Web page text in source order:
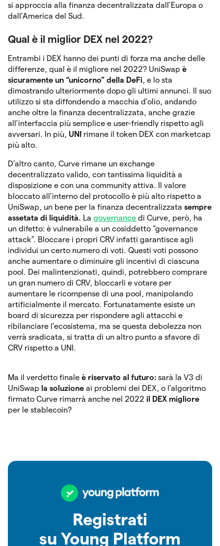
si approccia alla finanza decentralizzata dall’Europa o
dall’America del Sud.
Qual è il miglior DEX nel 2022?
Entrambi i DEX hanno dei punti di forza ma anche delle
differenze, qual è il migliore nel 2022? UniSwap è
sicuramente un “unicorno” della DeFi, e lo sta
dimostrando ulteriormente dopo gli ultimi annunci. Il suo
utilizzo si sta diffondendo a macchia d’olio, andando
anche oltre la finanza decentralizzata, anche grazie
all’interfaccia più semplice e user-friendly rispetto agli
avversari. In più, UNI rimane il token DEX con marketcap
più alto.
D’altro canto, Curve rimane un exchange
decentralizzato valido, con tantissima liquidità a
disposizione e con una community attiva. Il valore
bloccato all’interno del protocollo è più alto rispetto a
UniSwap, un bene per la finanza decentralizzata sempre
assetata di liquidità. La governance di Curve, però, ha
un difetto: è vulnerabile a un cosiddetto “governance
attack”. Bloccare i propri CRV infatti garantisce agli
individui un certo numero di voti. Questi voti possono
anche aumentare o diminuire gli incentivi di ciascuna
pool. Dei malintenzionati, quindi, potrebbero comprare
un gran numero di CRV, bloccarli e votare per
aumentare le ricompense di una pool, manipolando
artificialmente il mercato. Fortunatamente esiste un
board di sicurezza per rispondere agli attacchi e
ribilanciare l’ecosistema, ma se questa debolezza non
verrà sradicata, si tratta di un altro punto a sfavore di
CRV rispetto a UNI.
Ma il verdetto finale è riservato al futuro: sarà la V3 di
UniSwap la soluzione ai problemi dei DEX, o l’algoritmo
firmato Curve rimarrà anche nel 2022 il DEX migliore
per le stablecoin?
Registrati
su Young Platform